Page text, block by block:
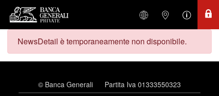
NewsDetail è temporaneamente non disponibile.
© Banca Generali
Partita Iva 01333550323